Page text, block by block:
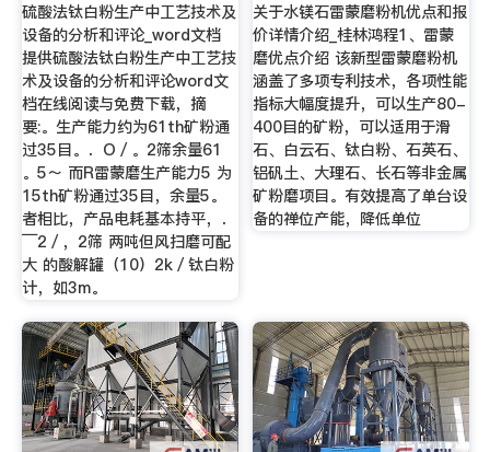
硫酸法钛白粉生产中工艺技术及
设备的分析和评论_word文档
提供硫酸法钛白粉生产中工艺技
术及设备的分析和评论word文
档在线阅读与免费下载，摘
要:。生产能力约为61th矿粉通
过35目。．O／。2筛余量61
。5～ 而R雷蒙磨生产能力5 为
15th矿粉通过35目，余量5。
者相比，产品电耗基本持平，．
￣2／，2筛 两吨但风扫磨可配
大 的酸解罐（10）2k／钛白粉
计，如3m。
关于水镁石雷蒙磨粉机优点和报
价详情介绍_桂林鸿程1、雷蒙
磨优点介绍 该新型雷蒙磨粉机
涵盖了多项专利技术，各项性能
指标大幅度提升，可以生产80-
400目的矿粉，可以适用于滑
石、白云石、钛白粉、石英石、
铝矾土、大理石、长石等非金属
矿粉磨项目。有效提高了单台设
备的禅位产能，降低单位